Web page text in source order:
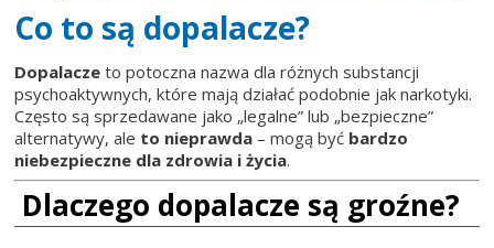
Co to są dopalacze?
Dopalacze to potoczna nazwa dla różnych substancji
psychoaktywnych, które mają działać podobnie jak narkotyki.
Często są sprzedawane jako „legalne” lub „bezpieczne”
alternatywy, ale to nieprawda – mogą być bardzo
niebezpieczne dla zdrowia i życia.
Dlaczego dopalacze są groźne?